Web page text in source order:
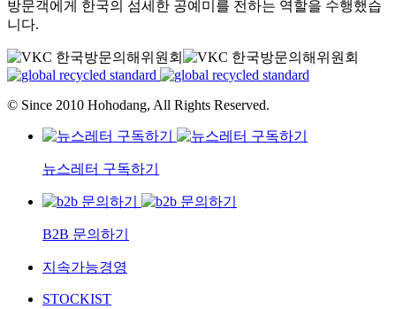
방문객에게 한국의 섬세한 공예미를 전하는 역할을 수행했습
니다.
© Since 2010 Hohodang, All Rights Reserved.
뉴스레터 구독하기
B2B 문의하기
지속가능경영
STOCKIST